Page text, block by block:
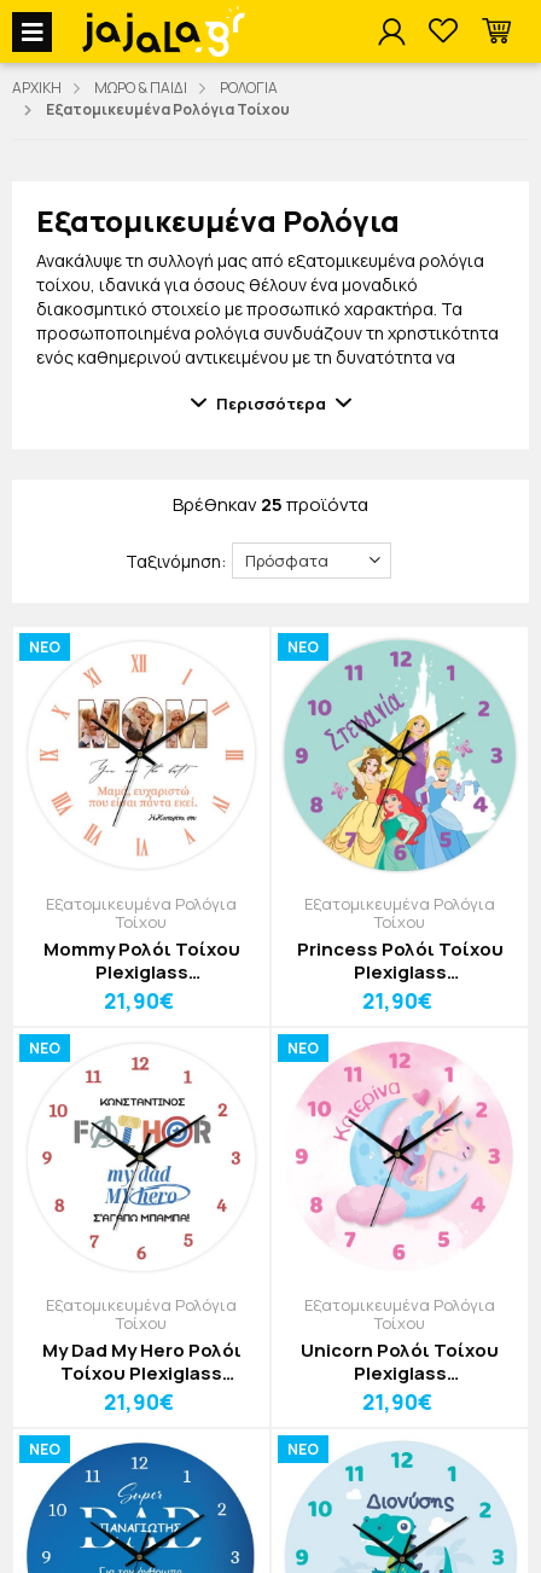
jajala Menu
ΑΡΧΙΚΗ ΜΩΡΟ & ΠΑΙΔΙ
ΡΟΛΟΓΙΑ
Εξατομικευμένα Ρολόγια Τοίχου
Εξατομικευμένα Ρολόγια
Ανακάλυψε τη συλλογή μας από εξατομικευμένα ρολόγια
τοίχου, ιδανικά για όσους θέλουν ένα μοναδικό
διακοσμητικό στοιχείο με προσωπικό χαρακτήρα. Τα
προσωποποιημένα ρολόγια συνδυάζουν τη χρηστικότητα
ενός καθημερινού αντικειμένου με τη δυνατότητα να
χώρο και το στυλ σου.
δώρο. Μπορούν να αποτελέσουν ένα ιδιαίτερο
διακοσμητικό με προσωπικές επιλογές σε σχέδια,
χρώματα, μηνύματα ή θεματικές παραστάσεις.
Περισσότερα
Βρέθηκαν25προϊόντα
Ταξινόμηση:
NEO
Εξατομικευμένα Ρολόγια
Τοίχου
Mommy Ρολόι Τοίχου
Plexiglass
Εξατομικευμένο 30cm
21,90€
NEO
Εξατομικευμένα Ρολόγια
Τοίχου
Princess Ρολόι Τοίχου
Plexiglass
Εξατομικευμένο 30cm
21,90€
NEO
Εξατομικευμένα Ρολόγια
Τοίχου
My Dad My Hero Ρολόι
Τοίχου Plexiglass
Εξατομικευμένο 30cm
21,90€
NEO
Εξατομικευμένα Ρολόγια
Τοίχου
Unicorn Ρολόι Τοίχου
Plexiglass
Εξατομικευμένο 30cm
21,90€
NEO NEO